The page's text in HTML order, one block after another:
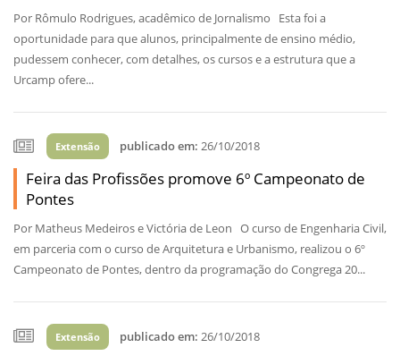
Por Rômulo Rodrigues, acadêmico de Jornalismo Esta foi a
oportunidade para que alunos, principalmente de ensino médio,
pudessem conhecer, com detalhes, os cursos e a estrutura que a
Urcamp ofere...
Extensão publicado em: 26/10/2018
Feira das Profissões promove 6º Campeonato de
Pontes
Por Matheus Medeiros e Victória de Leon O curso de Engenharia Civil,
em parceria com o curso de Arquitetura e Urbanismo, realizou o 6º
Campeonato de Pontes, dentro da programação do Congrega 20...
Extensão publicado em: 26/10/2018